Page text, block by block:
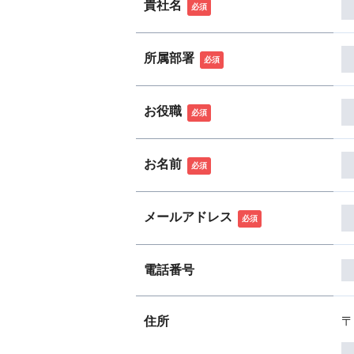
貴社名 必須
所属部署 必須
お役職 必須
お名前 必須
メールアドレス 必須
電話番号
住所